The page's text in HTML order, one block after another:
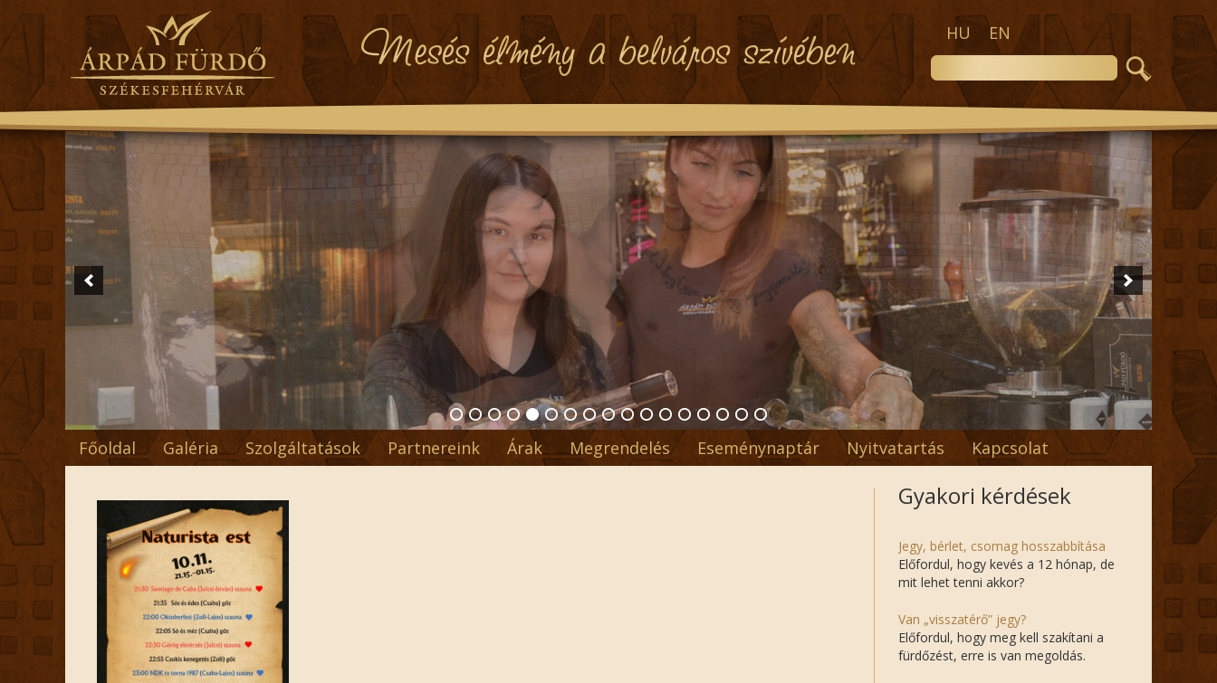
HU EN
Főoldal Galéria Szolgáltatások Partnereink Árak Megrendelés Eseménynaptár Nyitvatartás Kapcsolat
Gyakori kérdések
Jegy, bérlet, csomag hosszabbítása
Előfordul, hogy kevés a 12 hónap, de
mit lehet tenni akkor?
Van „visszatérő” jegy?
Előfordul, hogy meg kell szakítani a
fürdőzést, erre is van megoldás.